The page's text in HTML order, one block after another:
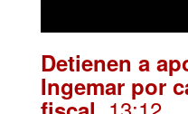
Detienen a
Ingemar por